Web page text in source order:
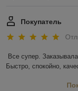
Покупатель
Все супер.
Быстро, спокойно,